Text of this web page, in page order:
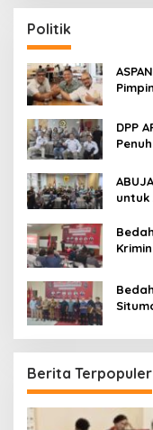
r
c
h
f
o
r
:
Politik
DPP
untuk
Berita Terpopuler